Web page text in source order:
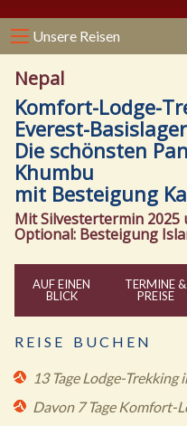
Unsere Reisen
Nepal
Komfort-Lodge-
Everest-Basislager
Die schönsten
Khumbu
mit Besteigung
Mit Silvestertermin 2025
Optional: Besteigung
AUF EINEN
BLICK
TERMINE &
PREISE
R E I S E B U C H E N
13 Tage Lodge-Trekking
Davon 7 Tage Komfort-